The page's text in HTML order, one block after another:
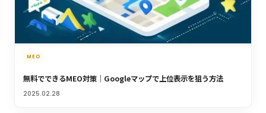
MEO
無料でできるMEO対策｜Googleマップで上位表示を狙う方法
2025.02.28